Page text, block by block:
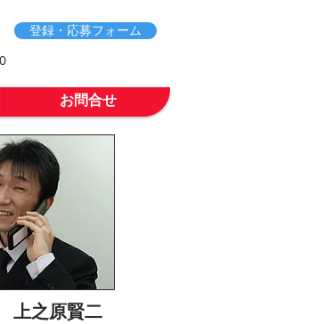
登録・応募フォーム
上之原賢二
お問合せ